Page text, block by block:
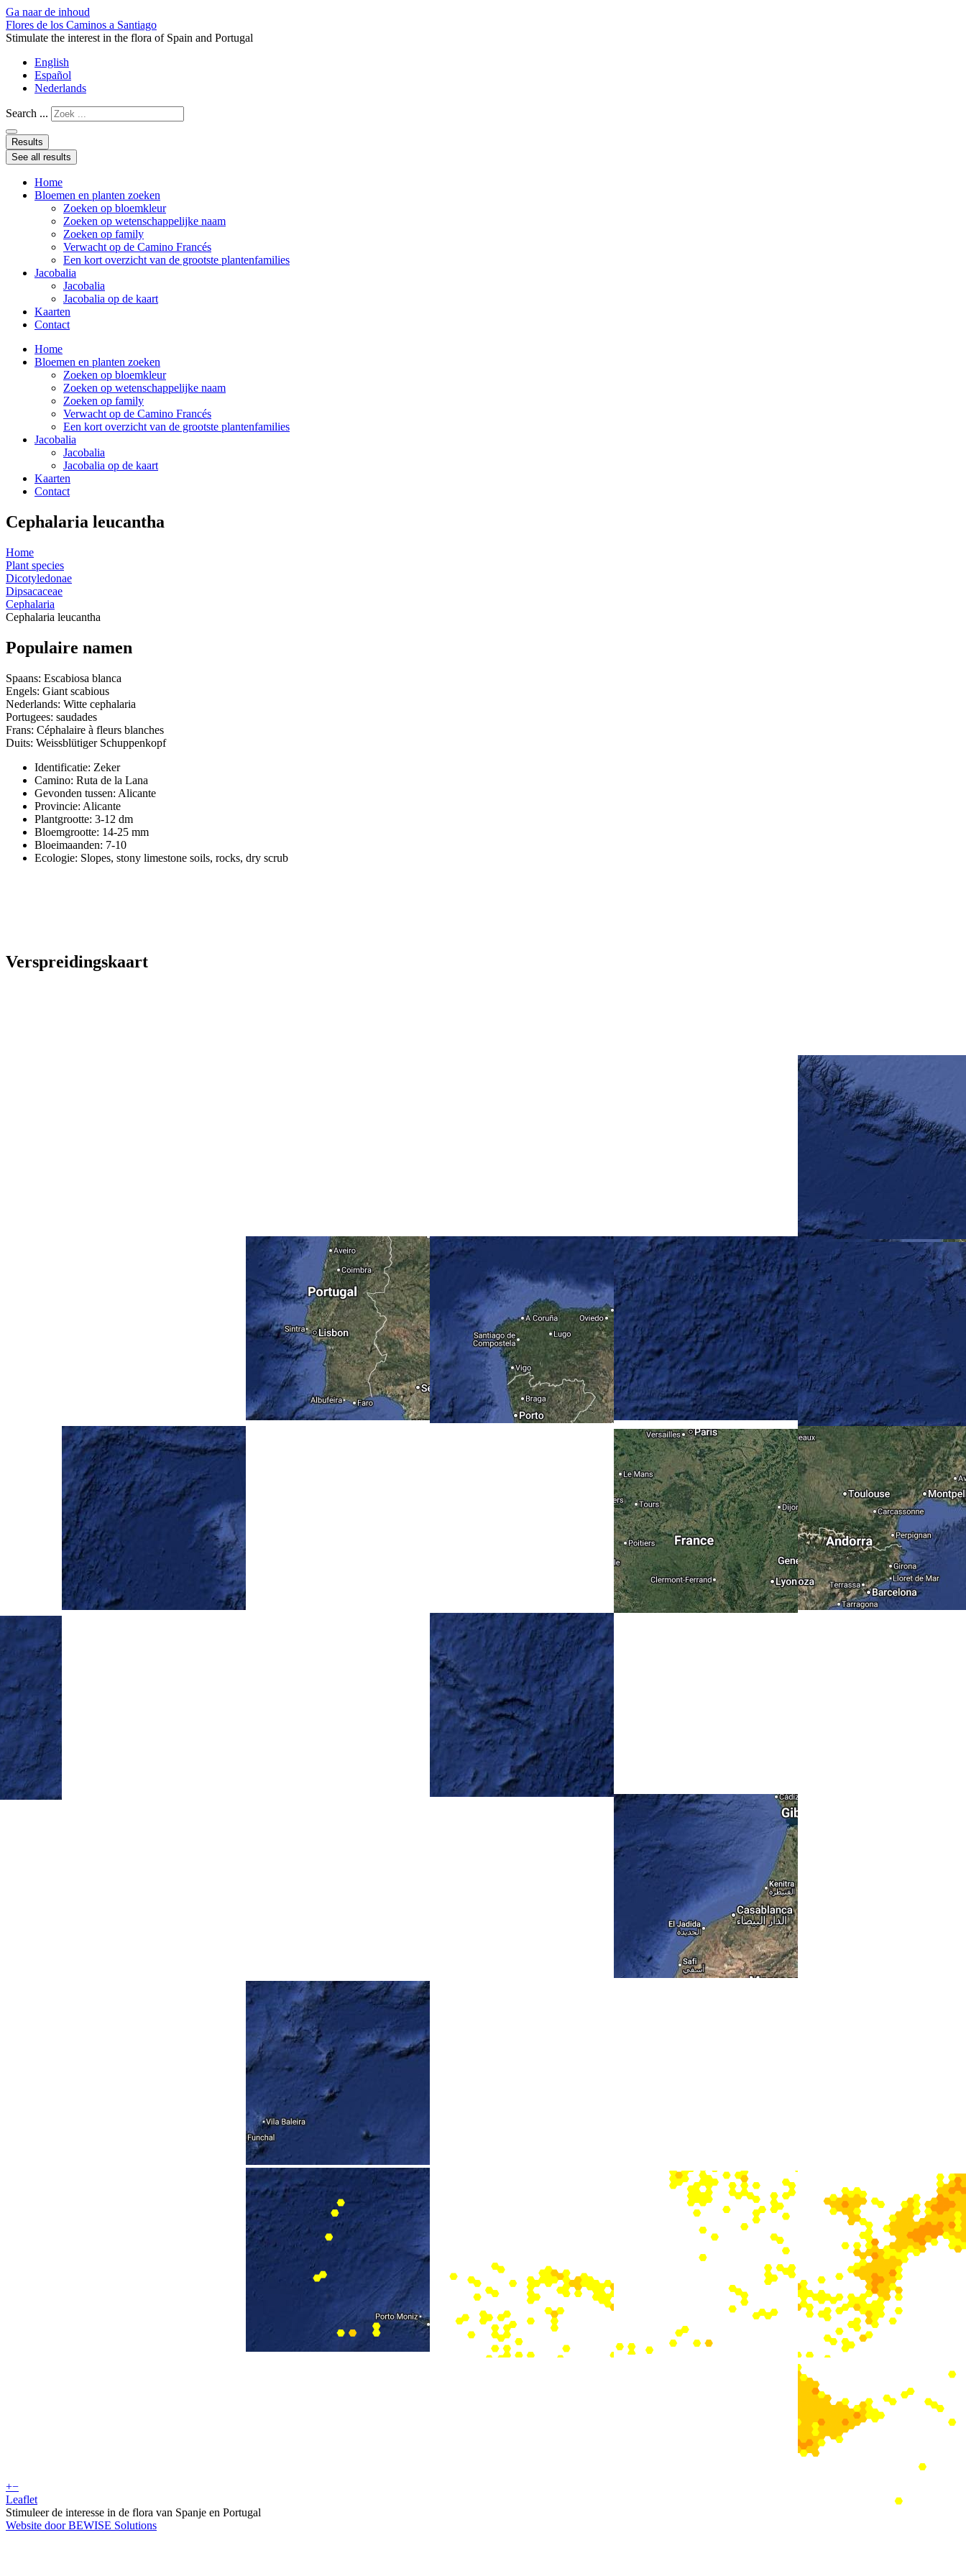
Ga naar de inhoud
Flores de los Caminos a Santiago
Stimulate the interest in the flora of Spain and Portugal
English
Español
Nederlands
Search ...
Results
See all results
Home
Bloemen en planten zoeken
Zoeken op bloemkleur
Zoeken op wetenschappelijke naam
Zoeken op family
Verwacht op de Camino Francés
Een kort overzicht van de grootste plantenfamilies
Jacobalia
Jacobalia
Jacobalia op de kaart
Kaarten
Contact
Home
Bloemen en planten zoeken
Zoeken op bloemkleur
Zoeken op wetenschappelijke naam
Zoeken op family
Verwacht op de Camino Francés
Een kort overzicht van de grootste plantenfamilies
Jacobalia
Jacobalia
Jacobalia op de kaart
Kaarten
Contact
Cephalaria leucantha
Home
Plant species
Dicotyledonae
Dipsacaceae
Cephalaria
Cephalaria leucantha
Populaire namen
Spaans: Escabiosa blanca
Engels: Giant scabious
Nederlands: Witte cephalaria
Portugees: saudades
Frans: Céphalaire à fleurs blanches
Duits: Weissblütiger Schuppenkopf
Identificatie: Zeker
Camino: Ruta de la Lana
Gevonden tussen: Alicante
Provincie: Alicante
Plantgrootte: 3-12 dm
Bloemgrootte: 14-25 mm
Bloeimaanden: 7-10
Ecologie: Slopes, stony limestone soils, rocks, dry scrub
Verspreidingskaart
+−
Leaflet
Stimuleer de interesse in de flora van Spanje en Portugal
Website door BEWISE Solutions